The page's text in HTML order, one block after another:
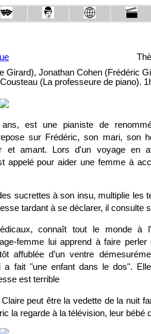
Girard), Jonathan Cohen (Frédéric
(La professeure de piano).
est une pianiste de
sur Frédéric, son mari, son
et amant. Lors d'un voyage en
appelé pour aider une femme à
sucrettes à son insu, multiplie
tardant à se déclarer, il consulte
connaît tout le monde à
femme lui apprend à faire
affublée d’un ventre
a fait "une enfant dans le dos".
est terrible
peut être la vedette de la nuit
la regarde à la télévision, leur bébé